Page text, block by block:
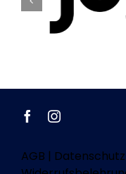
AGB | Datenschutz